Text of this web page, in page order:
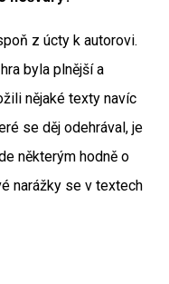
z úcty k autorovi.
byla plnější a
nějaké texty navíc
se děj odehrával, je
některým hodně o
narážky se v textech